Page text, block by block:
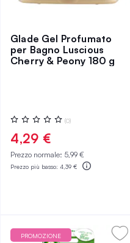
Glade Gel Profumato
per Bagno Luscious
Cherry & Peony 180 g
Valutazione:
0%
(0)
4,29 €
Prezzo normale: 5,99 €
Prezzo più basso: 4,39 €
PROMOZIONE